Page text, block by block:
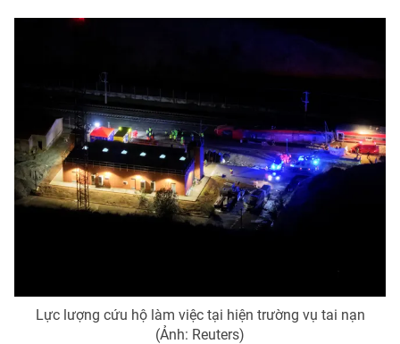
Shorts video
VTV Money VTV Thể thao
VTV Sức khoẻ Bất động sản
VTV4 Vươn mình bằng AI
Lực lượng cứu hộ làm việc tại hiện trường vụ tai nạn
(Ảnh: Reuters)